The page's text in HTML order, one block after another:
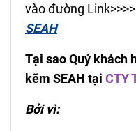
vào đường
SEAH
Tại sao Quý khách
kẽm SEAH tại CTY
Bởi vì: